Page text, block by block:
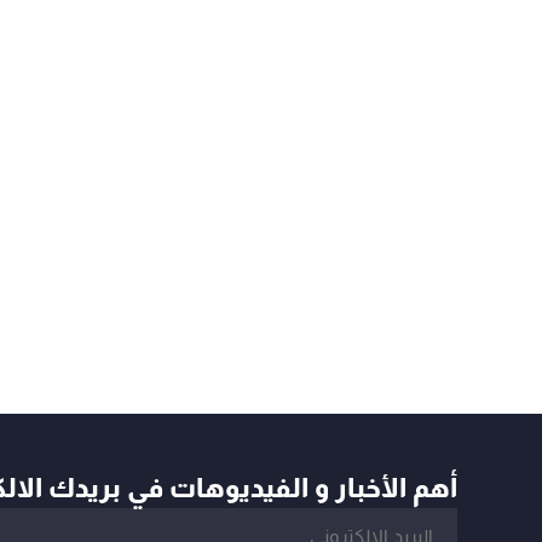
أهم الأخبار و الفيديوهات في بريدك